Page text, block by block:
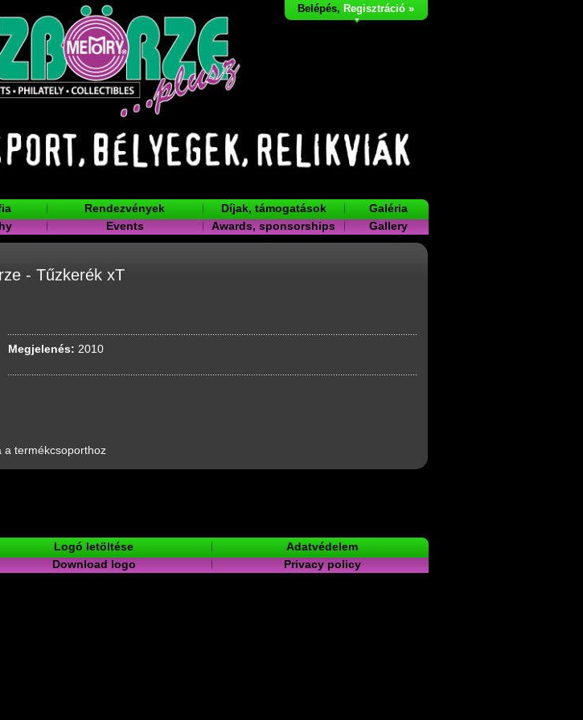
Belépés, Regisztráció »
Rendezvények Díjak, támogatások
Galéria
Events Awards, sponsorships Gallery
- Tűzkerék xT
Megjelenés: 2010
a termékcsoporthoz
Logó letöltése
Adatvédelem
Download logo Privacy policy